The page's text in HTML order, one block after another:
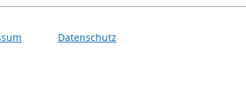
Datenschutz